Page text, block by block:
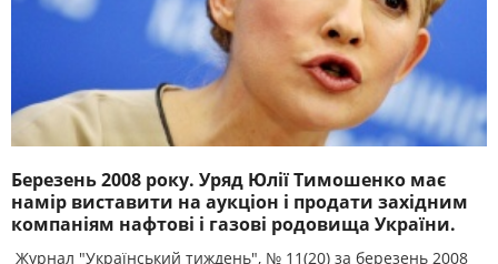
Березень 2008 року. Уряд Юлії Тимошенко має
намір виставити на аукціон і продати західним
компаніям нафтові і газові родовища України.
Журнал "Український тиждень", № 11(20) за березень 2008